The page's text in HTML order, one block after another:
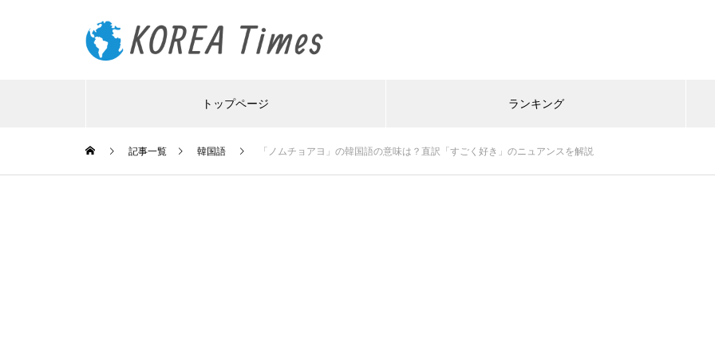
トップページ ランキング
記事一覧 韓国語 「ノムチョアヨ」の韓国語の意味は？直訳「すごく好き」のニュアンスを解説